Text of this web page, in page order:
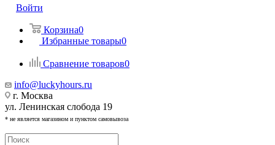
Войти
Корзина0
Избранные товары0
Сравнение товаров0
info@luckyhours.ru
г. Москва
ул. Ленинская слобода 19
* не является магазином и пунктом самовывоза